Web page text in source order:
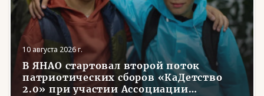
10 августа 2026 г.
В ЯНАО стартовал второй поток
патриотических сборов «КаДетство
2.0» при участии Ассоциации